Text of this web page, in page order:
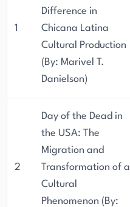
1
Difference in
Chicana Latina
Cultural Production
(By: Marivel T.
Danielson)
2
Day of the Dead in
the USA: The
Migration and
Transformation of a
Cultural
Phenomenon (By: